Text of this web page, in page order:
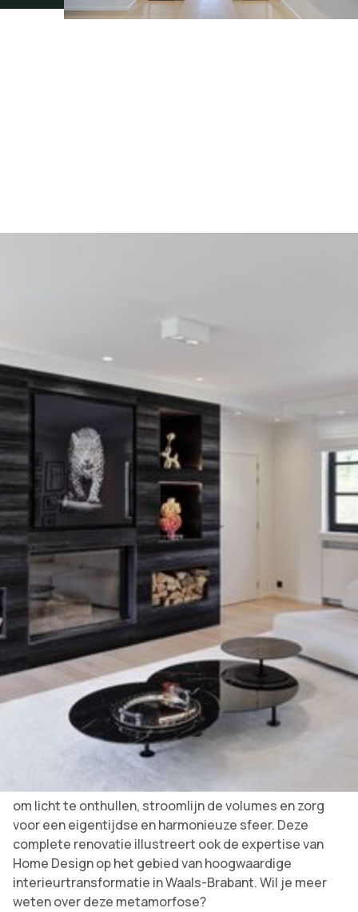
Gelegen in een groene omgeving in Grez-Doiceau,
verbergt deze villa met klassieke charme een interieur
dat in het verleden bevroren was. Toen dit jonge stel
zich, midden in de gezinsontwikkeling, daar
projecteerde, was het duidelijk: achter de schoonheid
van de plek moest de ruimte volledig opnieuw worden
ontworpen om te beantwoorden aan een meer open,
heldere en resoluut eigentijdse manier van leven.
Home Design ondersteunde eigenaren vanaf de eerste
gedachten, zelfs vóór de aankoop, om de haalbaarheid
te beoordelen en een samenhangende visie te
definiëren. Het project werd vervolgens ontworpen als
een globale transformatie: volledige opening van de
begane grond, totale herstructurering van de eerste
verdieping, totale herstructurering van de eerste
verdieping, indeling van de zolder, creatie van een
zwarte SieMatic-keuken in Nero Marquina-marmer, op
maat gemaakt timmerwerk, nieuw parket, nieuw parket,
nieuwe plafonds, nieuwe plafonds, nieuwe plafonds,
nieuwe plafonds, nieuwe plafonds, kleedkamer,
lichtmarmeren badkamer... zoveel interventies bedoeld
om licht te onthullen, stroomlijn de volumes en zorg
voor een eigentijdse en harmonieuze sfeer. Deze
complete renovatie illustreert ook de expertise van
Home Design op het gebied van hoogwaardige
interieurtransformatie in Waals-Brabant. Wil je meer
weten over deze metamorfose?